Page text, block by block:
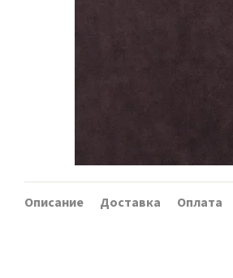
Описание Доставка Оплата